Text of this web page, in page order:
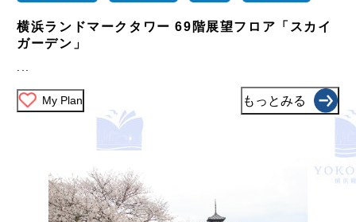
横浜ランドマークタワー 69階展望フロア「スカイ
ガーデン」
My Plan もっとみる